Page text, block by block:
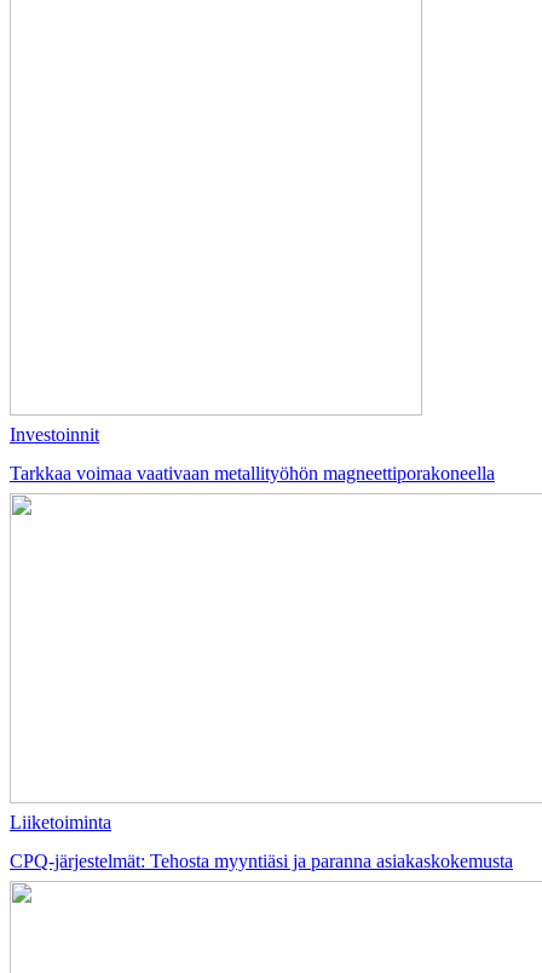
Investoinnit
Tarkkaa voimaa vaativaan metallityöhön magneettiporakoneella
Liiketoiminta
CPQ-järjestelmät: Tehosta myyntiäsi ja paranna asiakaskokemusta